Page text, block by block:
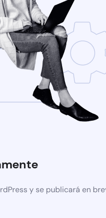
y se publicará en